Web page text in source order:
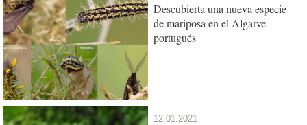
Descubierta una nueva especie
de mariposa en el Algarve
portugués
12.01.2021